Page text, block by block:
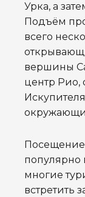
Урка, а
Подъём
всего
вершины
центр Рио,
Посещение
популярно
многие
встретить